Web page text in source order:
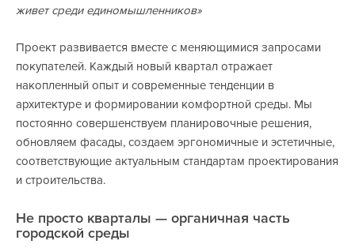
живет среди единомышленников»
Проект развивается вместе с меняющимися запросами
покупателей. Каждый новый квартал отражает
накопленный опыт и современные тенденции в
архитектуре и формировании комфортной среды. Мы
постоянно совершенствуем планировочные решения,
обновляем фасады, создаем эргономичные и эстетичные,
соответствующие актуальным стандартам проектирования
и строительства.
Не просто кварталы — органичная часть
городской среды